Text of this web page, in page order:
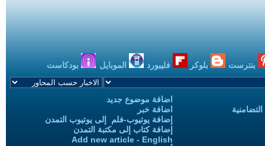
بنترست بلوكر فليبورد الموبايل بودكاست
اضافة موضوع جديد
اضافة خبر
إضافة يوتيوب-فلم إلى يوتيوب التمدن
إضافة كتاب إلى مكتبة التمدن
Add new article - English